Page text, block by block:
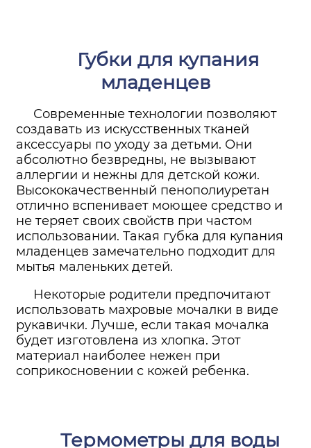
Губки для купания
младенцев
Современные технологии позволяют
создавать из искусственных тканей
аксессуары по уходу за детьми. Они
абсолютно безвредны, не вызывают
аллергии и нежны для детской кожи.
Высококачественный пенополиуретан
отлично вспенивает моющее средство и
не теряет своих свойств при частом
использовании. Такая губка для купания
младенцев замечательно подходит для
мытья маленьких детей.
Некоторые родители предпочитают
использовать махровые мочалки в виде
рукавички. Лучше, если такая мочалка
будет изготовлена из хлопка. Этот
материал наиболее нежен при
соприкосновении с кожей ребенка.
Термометры для воды